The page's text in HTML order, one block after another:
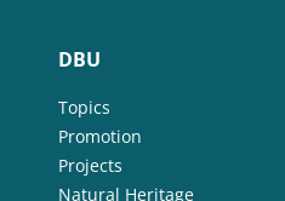
DBU
Topics
Promotion
Projects
Natural Heritage